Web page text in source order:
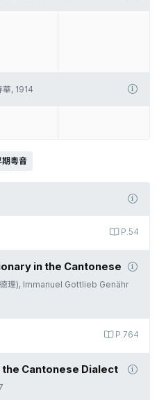
華, 1914
期粵音
P.54
in the Cantonese
理), Immanuel Gottlieb Genähr
P.764
Cantonese Dialect